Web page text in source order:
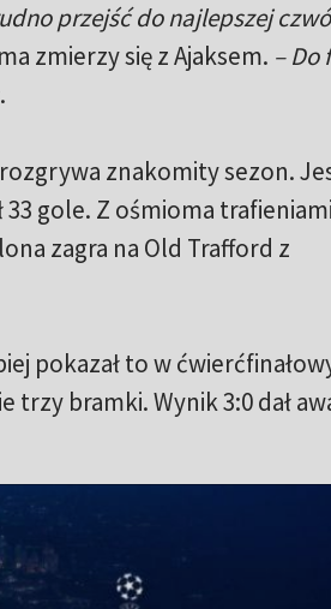
przejść do najlepszej
zmierzy się z Ajaksem. – Do
znakomity sezon.
gole. Z ośmioma
zagra na Old Trafford z
pokazał to w
bramki. Wynik 3:0 dał